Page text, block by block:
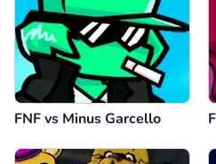
FNF vs Minus Garcello